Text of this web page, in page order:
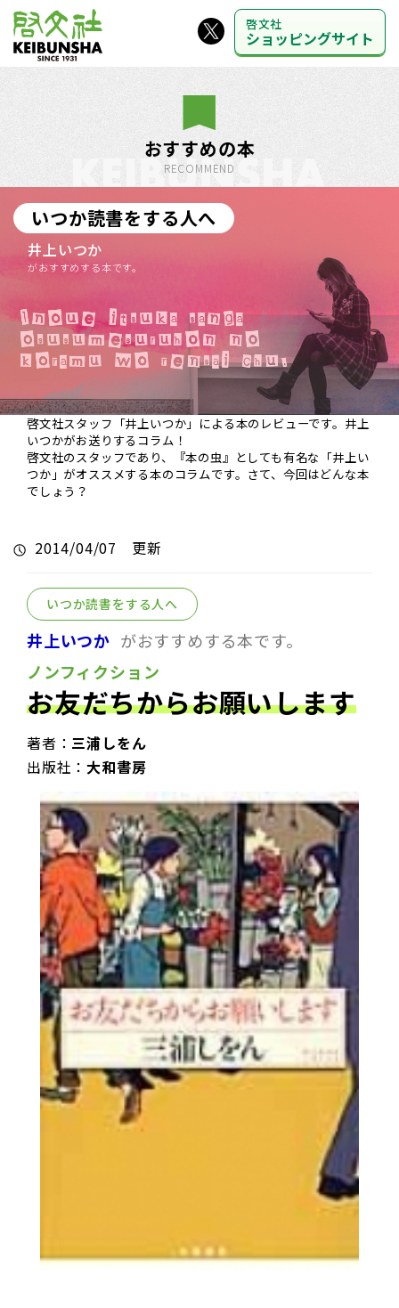
啓文社
ショッピングサイト
おすすめの本
RECOMMEND
いつか読書をする人へ
井上いつか
がおすすめする本です。
啓文社スタッフ「井上いつか」による本のレビューです。井上
いつかがお送りするコラム！
啓文社のスタッフであり、『本の虫』としても有名な「井上い
つか」がオススメする本のコラムです。さて、今回はどんな本
でしょう？
2014/04/07 更新
いつか読書をする人へ
井上いつか がおすすめする本です。
ノンフィクション
お友だちからお願いします
著者： 三浦しをん
出版社：大和書房